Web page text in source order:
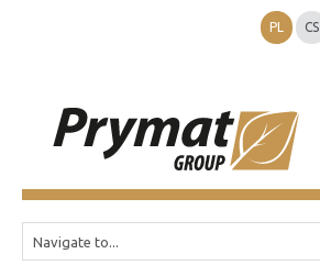
PL CS